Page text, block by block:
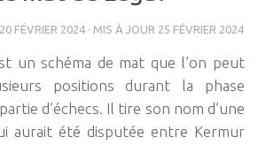
20 FÉVRIER 2024 · MIS À JOUR 25 FÉVRIER 2024
un schéma de mat que l’on peut
positions durant la phase
d’échecs. Il tire son nom d’une
aurait été disputée entre Kermur